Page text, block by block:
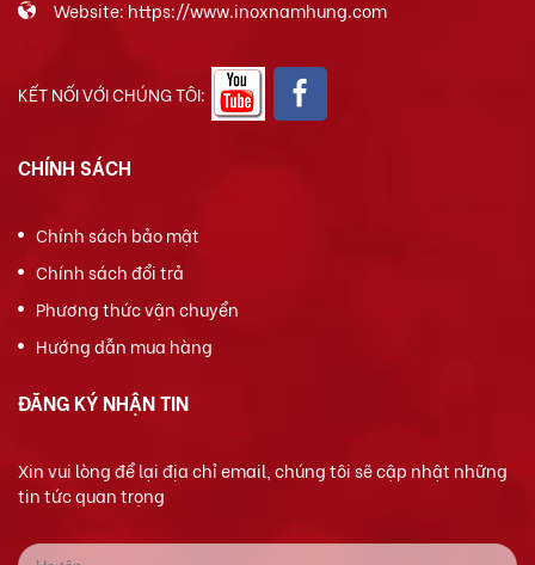
Website: https://www.inoxnamhung.com
KẾT NỐI VỚI CHÚNG TÔI:
CHÍNH SÁCH
Chính sách bảo mật
Chính sách đổi trả
Phương thức vận chuyển
Hướng dẫn mua hàng
ĐĂNG KÝ NHẬN TIN
Xin vui lòng để lại địa chỉ email, chúng tôi sẽ cập nhật những
tin tức quan trọng